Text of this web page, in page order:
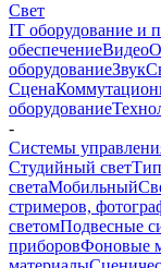
Свет
IT оборудование и
обеспечениеВидео
оборудованиеЗвук
Сцена
оборудование
-
Системы
Студийный свет
светаМобильный
стримеров,
светомПодвесные
приборовФоновые